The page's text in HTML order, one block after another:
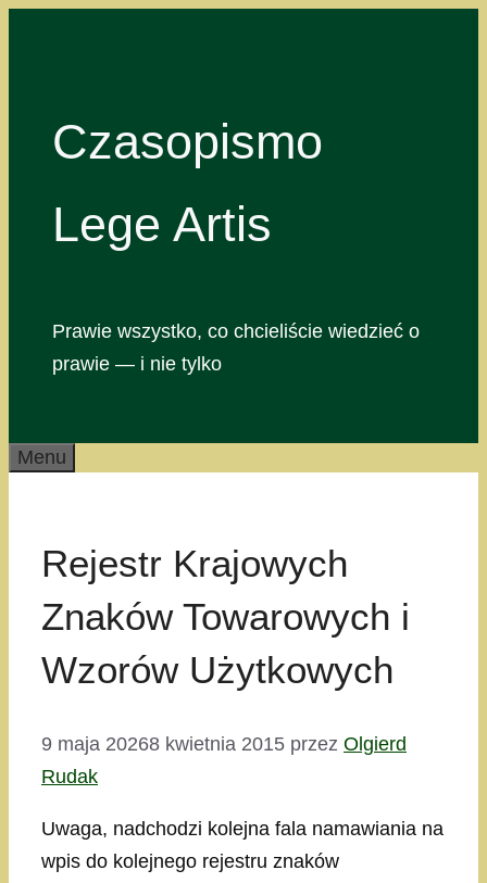
Czasopismo
Lege Artis
Prawie wszystko, co chcieliście wiedzieć o
prawie — i nie tylko
Menu
Rejestr Krajowych
Znaków Towarowych i
Wzorów Użytkowych
9 maja 20268 kwietnia 2015 przez Olgierd
Rudak
Uwaga, nadchodzi kolejna fala namawiania na
wpis do kolejnego rejestru znaków